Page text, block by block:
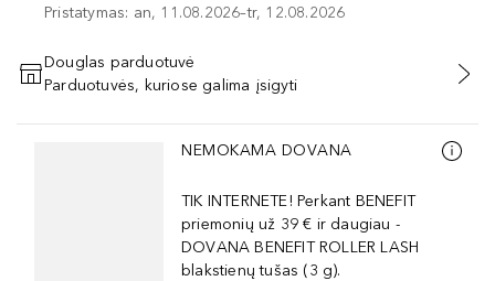
Pristatymas: an, 11.08.2026–tr, 12.08.2026
PRIDĖTI Į KREPŠELĮ
Douglas parduotuvė
Parduotuvės, kuriose galima įsigyti
Praleisti slankiklį
NEMOKAMA DOVANA
TIK INTERNETE! Perkant BENEFIT
priemonių už 39 € ir daugiau -
DOVANA BENEFIT ROLLER LASH
blakstienų tušas (3 g).